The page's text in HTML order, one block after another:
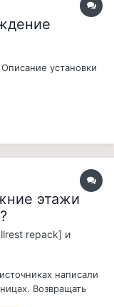
установки
по
XE - сюда
этажи
repack] и
написали
Возвращать